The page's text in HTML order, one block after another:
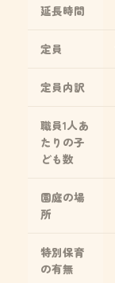
延長時間
定員
定員内訳
職員1人あ
たりの子
ども数
園庭の場
所
特別保育
の有無